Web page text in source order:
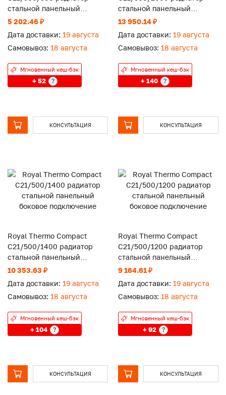
стальной панельный
боковое подключение
5 202.46 ₽
Дата доставки: 19 августа
Самовывоз: 18 августа
Мгновенный кеш-бэк
+ 52 ?
КОНСУЛЬТАЦИЯ
стальной панельный
боковое подключение
13 950.14 ₽
Дата доставки: 19 августа
Самовывоз: 18 августа
Мгновенный кеш-бэк
+ 140 ?
КОНСУЛЬТАЦИЯ
Royal Thermo Compact
C21/500/1400 радиатор
стальной панельный
боковое подключение
10 353.63 ₽
Дата доставки: 19 августа
Самовывоз: 18 августа
Мгновенный кеш-бэк
+ 104 ?
КОНСУЛЬТАЦИЯ
Royal Thermo Compact
C21/500/1200 радиатор
стальной панельный
боковое подключение
9 164.61 ₽
Дата доставки: 19 августа
Самовывоз: 18 августа
Мгновенный кеш-бэк
+ 92 ?
КОНСУЛЬТАЦИЯ